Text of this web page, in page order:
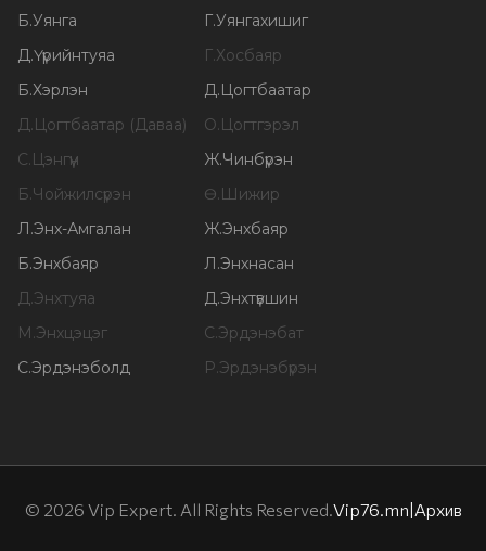
Б.Уянга Г.Уянгахишиг
Д.Үүрийнтуяа Г.Хосбаяр
Б.Хэрлэн Д.Цогтбаатар
Д.Цогтбаатар (Даваа) О.Цогтгэрэл
С.Цэнгүүн Ж.Чинбүрэн
Б.Чойжилсүрэн Ө.Шижир
Л.Энх-Амгалан Ж.Энхбаяр
Б.Энхбаяр Л.Энхнасан
Д.Энхтуяа Д.Энхтүвшин
М.Энхцэцэг С.Эрдэнэбат
С.Эрдэнэболд Р.Эрдэнэбүрэн
© 2026 Vip Expert. All Rights Reserved.Vip76.mn|Архив